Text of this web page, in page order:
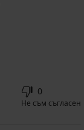
0
Не съм съгласен